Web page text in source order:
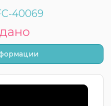
40069